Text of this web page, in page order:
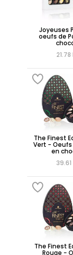
Joyeuses
oeufs de
21.78
The Finest
Vert - Oeufs
en
39.61
The Finest
Rouge -